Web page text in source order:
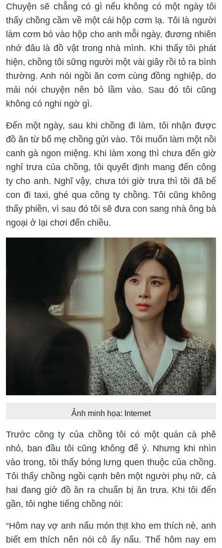
Chuyện sẽ chẳng có gì nếu không có một ngày tôi
thấy chồng cầm về một cái hộp cơm lạ. Tôi là người
làm cơm bỏ vào hộp cho anh mỗi ngày, đương nhiên
nhớ đâu là đồ vật trong nhà mình. Khi thấy tôi phát
hiện, chồng tôi sững người một vài giây rồi tỏ ra bình
thường. Anh nói ngồi ăn cơm cùng đồng nghiệp, do
mải nói chuyện nên bỏ lầm vào. Sau đó tôi cũng
không có nghi ngờ gì.
Đến một ngày, sau khi chồng đi làm, tôi nhận được
đồ ăn từ bố mẹ chồng gửi vào. Tôi muốn làm một nồi
canh gà ngon miệng. Khi làm xong thì chưa đến giờ
nghỉ trưa của chồng, tôi quyết định mang đến công
ty cho anh. Nghĩ vậy, chưa tới giờ trưa thì tôi đã bế
con đi taxi, ghé qua công ty chồng. Tôi cũng không
thấy phiền, vì sau đó tôi sẽ đưa con sang nhà ông bà
ngoại ở lại chơi đến chiều.
Ảnh minh họa: Internet
Trước công ty của chồng tôi có một quán cà phê
nhỏ, ban đầu tôi cũng không để ý. Nhưng khi nhìn
vào trong, tôi thấy bóng lưng quen thuộc của chồng.
Tôi thấy chồng ngồi cạnh bên một người phụ nữ, cả
hai đang giở đồ ăn ra chuẩn bị ăn trưa. Khi tôi đến
gần, tôi nghe tiếng chồng nói:
“Hôm nay vợ anh nấu món thịt kho em thích nè, anh
biết em thích nên nói cô ấy nấu. Thế hôm nay em